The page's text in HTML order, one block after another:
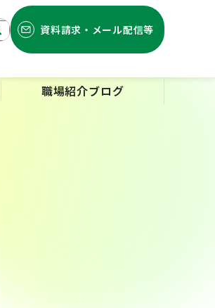
資料請求・メール配信等
職場紹介ブログ